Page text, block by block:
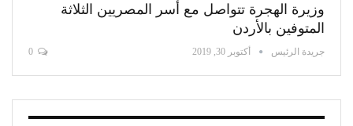
وزيرة الهجرة تتواصل مع أسر المصريين الثلاثة
المتوفين بالأردن
جريدة الرئيس أكتوبر 30, 2019